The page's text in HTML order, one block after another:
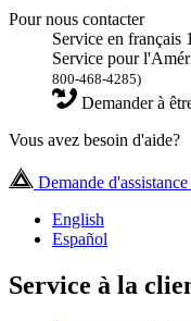
Pour nous contacter
Service en français
Service pour
800-468-4285)
Demander à
Vous avez besoin d'aide?
Demande
English
Español
Service à la